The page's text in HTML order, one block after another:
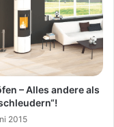
– Alles andere als
2015